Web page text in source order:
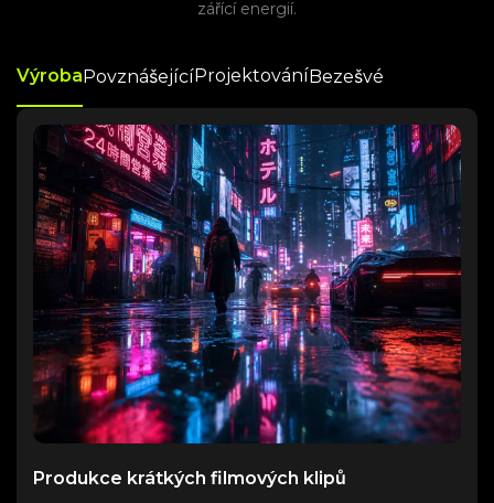
zářící energií.
VýrobaPovznášejícíProjektováníBezešvé
Produkce krátkých filmových klipů